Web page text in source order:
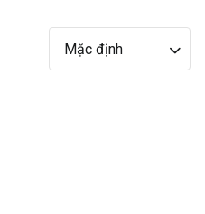
Mặc định